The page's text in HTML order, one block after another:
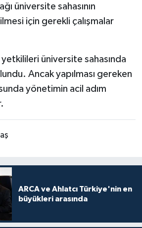
üniversite sahasının
için gerekli çalışmalar
üniversite sahasında
Ancak yapılması gereken
yönetimin acil adım
ARCA ve Ahlatcı Türkiye'nin en
büyükleri arasında